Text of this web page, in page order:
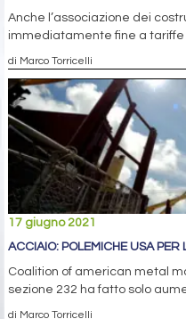
Anche l’associazione dei
immediatamente fine a tariffe
di Marco Torricelli
17 giugno 2021
ACCIAIO: POLEMICHE USA PER
Coalition of american metal
sezione 232 ha fatto solo
di Marco Torricelli